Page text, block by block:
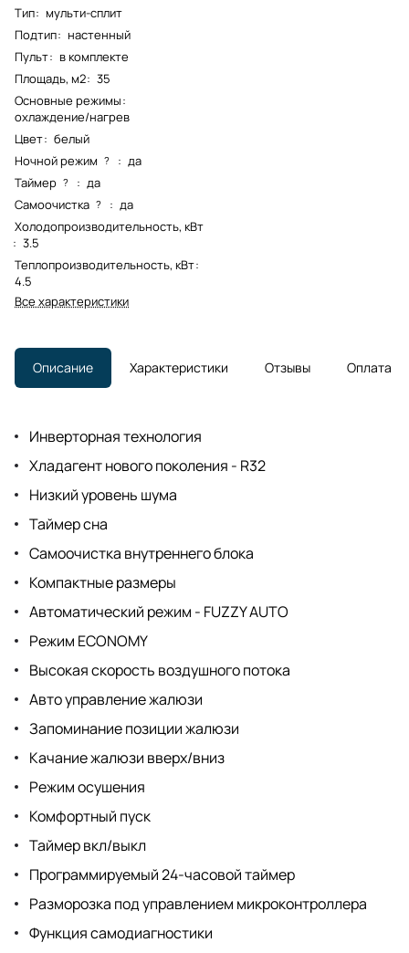
Тип: мульти-сплит
Подтип: настенный
Пульт: в комплекте
Площадь, м2: 35
Основные режимы:
охлаждение/нагрев
Цвет: белый
Ночной режим ? : да
Таймер ? : да
Самоочистка ? : да
Холодопроизводительность, кВт
: 3.5
Теплопроизводительность, кВт:
4.5
Все характеристики
Описание Характеристики Отзывы Оплата
Инверторная технология
Хладагент нового поколения - R32
Низкий уровень шума
Таймер сна
Самоочистка внутреннего блока
Компактные размеры
Автоматический режим - FUZZY AUTO
Режим ECONOMY
Высокая скорость воздушного потока
Авто управление жалюзи
Запоминание позиции жалюзи
Качание жалюзи вверх/вниз
Режим осушения
Комфортный пуск
Таймер вкл/выкл
Программируемый 24-часовой таймер
Разморозка под управлением микроконтроллера
Функция самодиагностики